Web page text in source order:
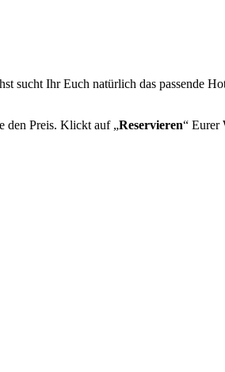
Ihr Euch natürlich das passende
den Preis. Klickt auf „Reservieren“ Eurer